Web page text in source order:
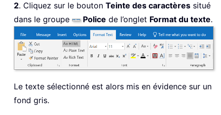
2. Cliquez sur le bouton Teinte des caractères situé
dans le groupe
Police de l’onglet Format du texte.
Le texte sélectionné est alors mis en évidence sur un
fond gris.